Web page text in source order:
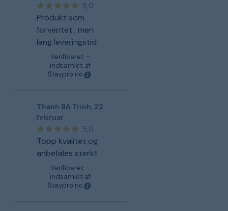
5,0
Produkt som
forventet , men
lang leveringstid
Verificeret –
indsamlet af
Staypro.no
Thanh BA Trinh 22
februar
5,0
Topp kvalitet og
anbefales sterkt
Verificeret –
indsamlet af
Staypro.no